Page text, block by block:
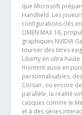
que Microsoft
Handheld. Les
configurations clés
OMEN MAX 16,
graphiques NVIDIA
tourner des titres
Liberty en ultra
montent aussi en
personnalisables,
Corsair, ou encore
parallèle, la réalité
casques comme le
et à des séries